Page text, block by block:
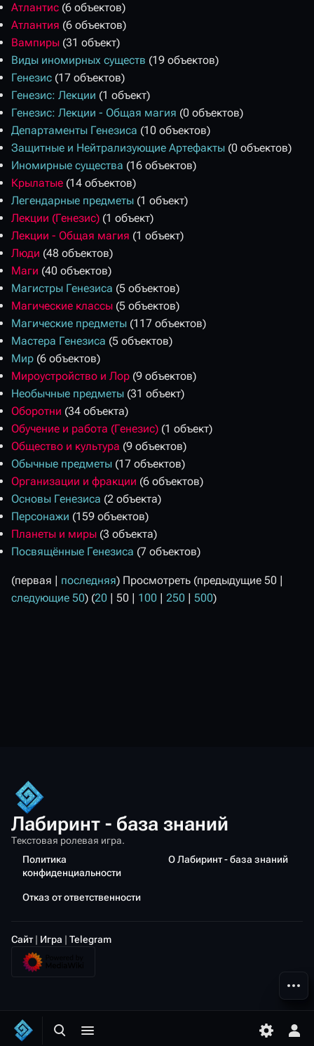
Открыть поиск
Открыть меню
Атлантис (6 объектов)
Атлантия (6 объектов)
Вампиры (31 объект)
Виды иномирных существ (19 объектов)
Генезис (17 объектов)
Генезис: Лекции (1 объект)
Генезис: Лекции - Общая магия (0 объектов)
Департаменты Генезиса (10 объектов)
Защитные и Нейтрализующие Артефакты (0 объектов)
Иномирные существа (16 объектов)
Крылатые (14 объектов)
Легендарные предметы (1 объект)
Лекции (Генезис) (1 объект)
Лекции - Общая магия (1 объект)
Люди (48 объектов)
Маги (40 объектов)
Магистры Генезиса (5 объектов)
Магические классы (5 объектов)
Магические предметы (117 объектов)
Мастера Генезиса (5 объектов)
Мир (6 объектов)
Мироустройство и Лор (9 объектов)
Необычные предметы (31 объект)
Оборотни (34 объекта)
Обучение и работа (Генезис) (1 объект)
Общество и культура (9 объектов)
Обычные предметы (17 объектов)
Организации и фракции (6 объектов)
Основы Генезиса (2 объекта)
Персонажи (159 объектов)
Планеты и миры (3 объекта)
Посвящённые Генезиса (7 объектов)
(первая | последняя) Просмотреть (предыдущие 50 |
следующие 50) (20 | 50 | 100 | 250 | 500)
Лабиринт - база знаний
Текстовая ролевая игра.
Политика
конфиденциальности
О Лабиринт - база знаний
Отказ от ответственности
Сайт| Игра | Telegram